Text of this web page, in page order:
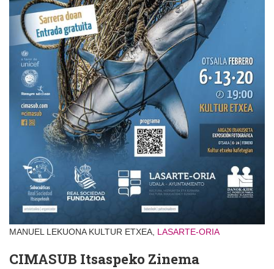
MANUEL LEKUONA KULTUR ETXEA, LASARTE-ORIA
CIMASUB Itsaspeko Zinema